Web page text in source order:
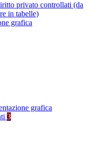
privato controllati (da
in tabelle)
grafica
grafica
3